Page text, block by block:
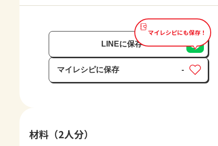
マイレシピにも保存！
LINEに保存
マイレシピに保存
保存済み
-
材料（2人分）